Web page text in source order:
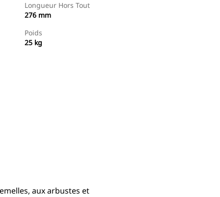
Longueur Hors Tout
276 mm
Poids
25 kg
aux arbustes et